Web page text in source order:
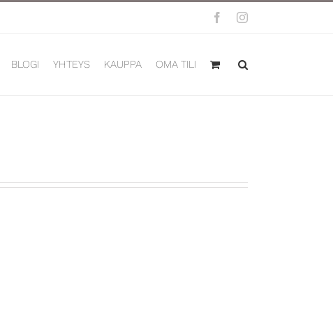
FacebookInstagram
BLOGI YHTEYS KAUPPA OMA TILI